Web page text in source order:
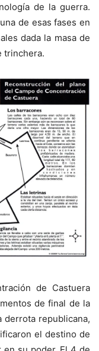
de la guerra.
de esas fases en
dada la masa de
trinchera.
de Castuera
de final de la
derrota republicana,
el destino de